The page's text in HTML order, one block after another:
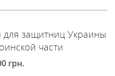
защитниц Украины
части
грн.